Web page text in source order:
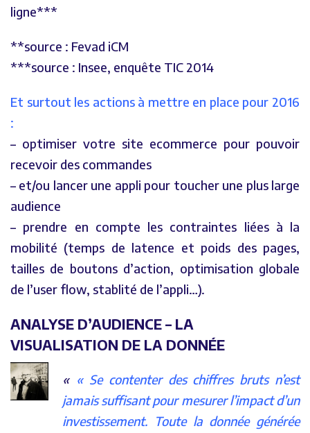
ligne***
**source : Fevad iCM
***source : Insee, enquête TIC 2014
Et surtout les actions à mettre en place pour 2016
:
– optimiser votre site ecommerce pour pouvoir
recevoir des commandes
– et/ou lancer une appli pour toucher une plus large
audience
– prendre en compte les contraintes liées à la
mobilité (temps de latence et poids des pages,
tailles de boutons d’action, optimisation globale
de l’user flow, stablité de l’appli…).
ANALYSE D’AUDIENCE – LA
VISUALISATION DE LA DONNÉE
« Se contenter des chiffres bruts n’est
jamais suffisant pour mesurer l’impact d’un
investissement. Toute la donnée générée